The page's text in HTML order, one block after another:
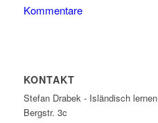
Kommentare
KONTAKT
Stefan Drabek - Isländisch lernen
Bergstr. 3c